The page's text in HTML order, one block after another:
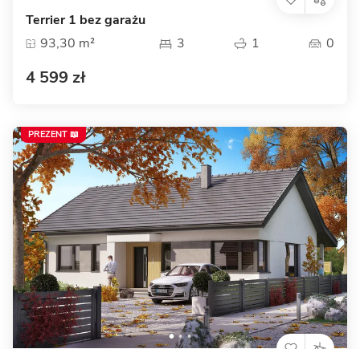
Terrier 1 bez garażu
93,30 m²
3 1 0
4 599 zł
PREZENT 📖